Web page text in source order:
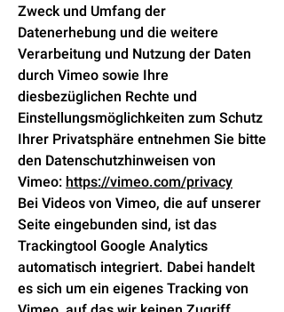
Zweck und Umfang der
Datenerhebung und die weitere
Verarbeitung und Nutzung der Daten
durch Vimeo sowie Ihre
diesbezüglichen Rechte und
Einstellungsmöglichkeiten zum Schutz
Ihrer Privatsphäre entnehmen Sie bitte
den Datenschutzhinweisen von
Vimeo:https://vimeo.com/privacy
Bei Videos von Vimeo, die auf unserer
Seite eingebunden sind, ist das
Trackingtool Google Analytics
automatisch integriert. Dabei handelt
es sich um ein eigenes Tracking von